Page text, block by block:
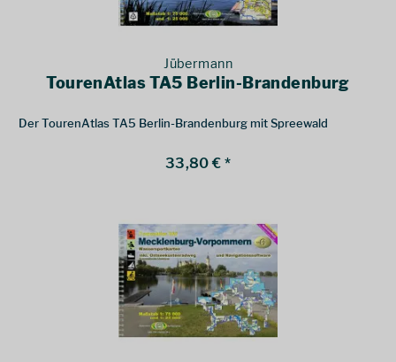
Jübermann
TourenAtlas TA5 Berlin-Brandenburg
Der TourenAtlas TA5 Berlin-Brandenburg mit Spreewald
33,80 € *